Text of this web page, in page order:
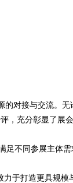
的对接与交流。无
，充分彰显了展
足不同参展主体
于打造更具规模